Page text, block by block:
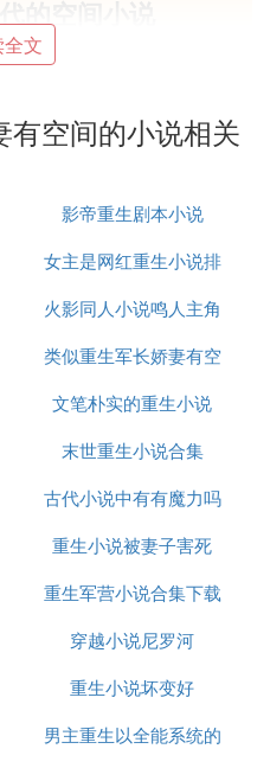
六零年娇妻的奋斗生涯
的简称内，网络小说最容
是，主人公由于某种原
、穿越时空，到了另一个
系列的活动，情爱多为主
、言情三大小说类别的要
穿越，即从古代穿到现
来看，题材重复、跟风严
十种，康熙的家宴、巡
节目，“二废太子”、“九
者重生军婚文，六
）重生空间回到过去来种
， 在了高/潮部分容）
攻略）
文
空间的小说相关
影帝重生剧本小说
女主是网红重生小说排
行榜
火影同人小说鸣人主角
类似重生军长娇妻有空
间的小说
文笔朴实的重生小说
末世重生小说合集
古代小说中有有魔力吗
重生小说被妻子害死
重生军营小说合集下载
穿越小说尼罗河
重生小说坏变好
男主重生以全能系统的